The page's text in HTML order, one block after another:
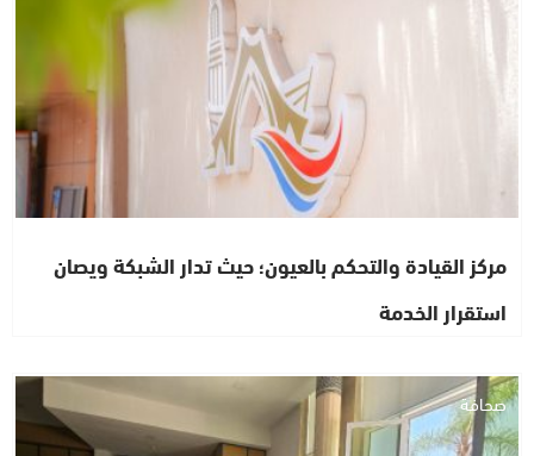
مركز القيادة والتحكم بالعيون؛ حيث تدار الشبكة ويصان
استقرار الخدمة
صحافة